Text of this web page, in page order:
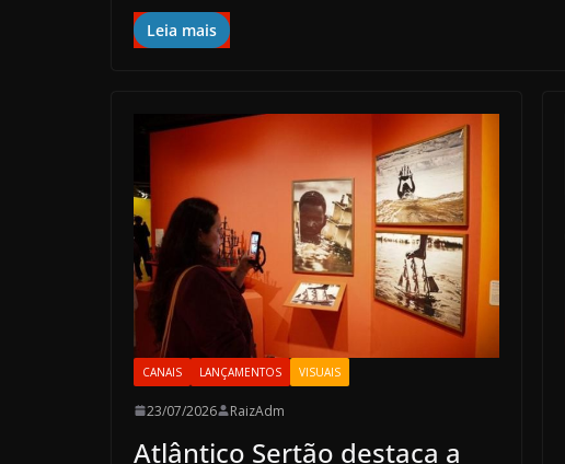
Leia mais
CANAIS LANÇAMENTOS VISUAIS
23/07/2026 RaizAdm
Atlântico Sertão destaca a